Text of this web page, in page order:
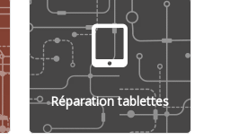
Réparation tablettes